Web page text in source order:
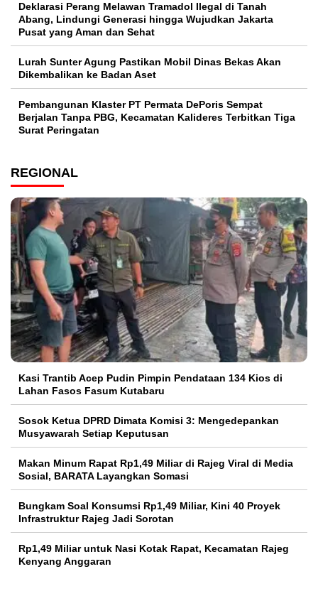
Deklarasi Perang Melawan Tramadol Ilegal di Tanah
Abang, Lindungi Generasi hingga Wujudkan Jakarta
Pusat yang Aman dan Sehat
Lurah Sunter Agung Pastikan Mobil Dinas Bekas Akan
Dikembalikan ke Badan Aset
Pembangunan Klaster PT Permata DePoris Sempat
Berjalan Tanpa PBG, Kecamatan Kalideres Terbitkan Tiga
Surat Peringatan
REGIONAL
Kasi Trantib Acep Pudin Pimpin Pendataan 134 Kios di
Lahan Fasos Fasum Kutabaru
Sosok Ketua DPRD Dimata Komisi 3: Mengedepankan
Musyawarah Setiap Keputusan
Makan Minum Rapat Rp1,49 Miliar di Rajeg Viral di Media
Sosial, BARATA Layangkan Somasi
Bungkam Soal Konsumsi Rp1,49 Miliar, Kini 40 Proyek
Infrastruktur Rajeg Jadi Sorotan
Rp1,49 Miliar untuk Nasi Kotak Rapat, Kecamatan Rajeg
Kenyang Anggaran